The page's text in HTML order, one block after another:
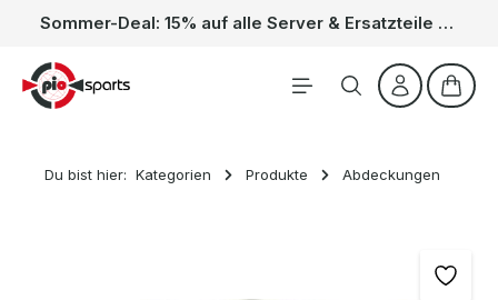
Zum Hauptinhalt springen Sommer-Deal: 15% auf alle Server & Ersatzteile – Kein Code nötig, der Rabatt wird automatisch im Warenkorb abgezogen. Gültig vom 01.06. bis 31.08.
Du bist hier: Kategorien Produkte Abdeckungen